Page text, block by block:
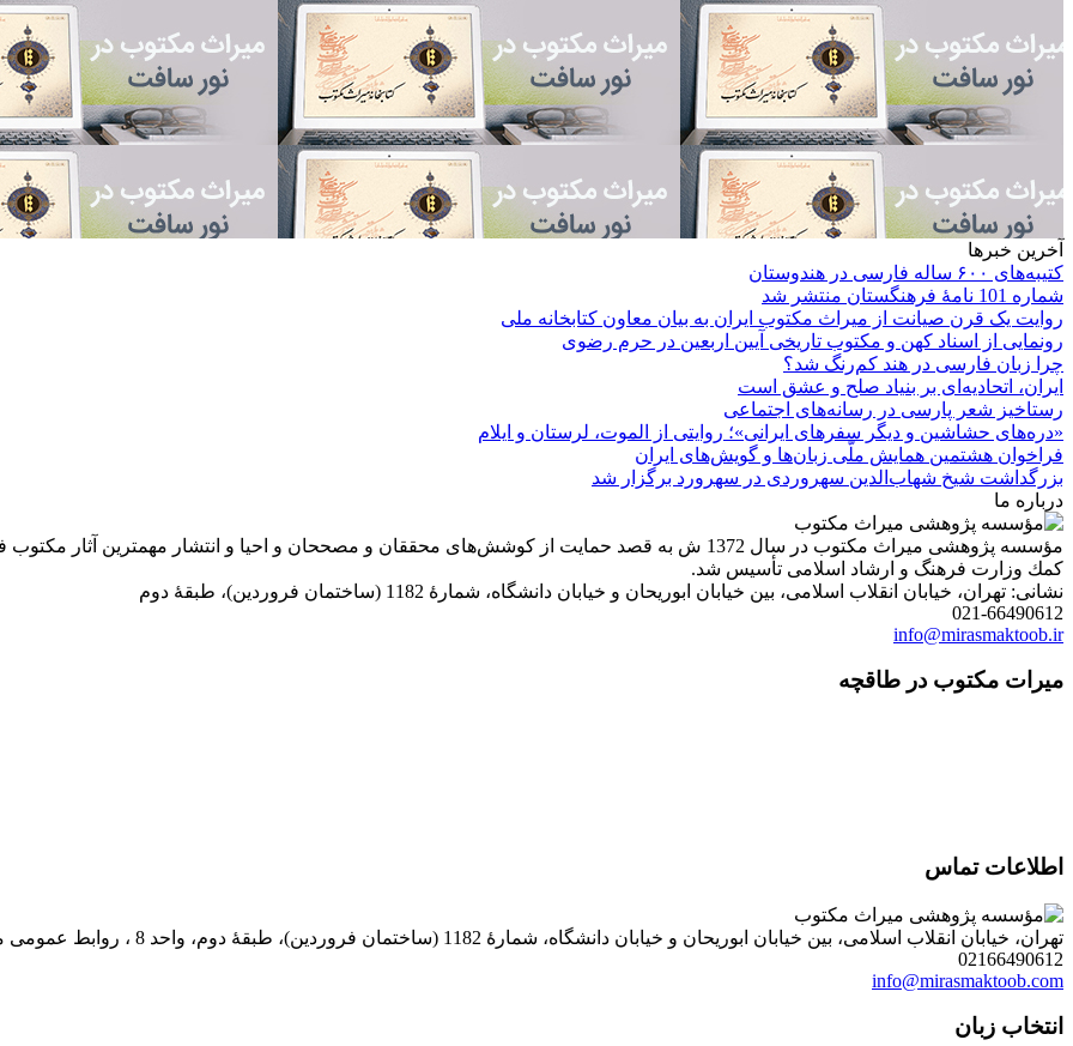
آخرین خبرها
کتیبه‌های ۶۰۰ ساله فارسی در هندوستان
شماره 101 نامۀ فرهنگستان منتشر شد
روایت یک قرن صیانت از میراث مکتوب ایران به بیان معاون کتابخانه ملی
رونمایی از اسناد کهن و مکتوب تاریخی آیین اربعین در حرم رضوی
چرا زبان فارسی در هند کم‌رنگ شد؟
ایران، اتحادیه‌ای بر بنیاد صلح و عشق است
رستاخیز شعر پارسی در رسانه‌های اجتماعی
«دره‌های حشاشین و دیگر سفرهای ایرانی»؛ روایتی از الموت، لرستان و ایلام
فراخوان هشتمین همایش ملّی زبان‌ها و گویش‌های ایران
بزرگداشت شیخ شهاب‌الدین سهروردی در سهرورد برگزار شد
درباره ما
مؤسسه پژوهشی میراث مكتوب در سال 1372 ش به قصد حمایت از كوشش‌های محققان و مصححان و احیا و انتشار
كمك وزارت فرهنگ و ارشاد اسلامی تأسیس شد.
نشانی: تهران، خیابان انقلاب اسلامی، بین خیابان ابوریحان و خیابان دانشگاه، شمارۀ 1182 (ساختمان فروردین)، طبقۀ دوم
021-66490612
info@mirasmaktoob.ir
میرات مکتوب در طاقچه
اطلاعات تماس
تهران، خیابان انقلاب اسلامی، بین خیابان ابوریحان و خیابان دانشگاه، شمارۀ 1182 (ساختمان فروردین)، طبقۀ دوم، واحد 8 ، روابط عمومی مؤسسه پژوهی میراث مکتوب؛ صندوق پستی: 569-13185
02166490612
info@mirasmaktoob.com
انتخاب زبان